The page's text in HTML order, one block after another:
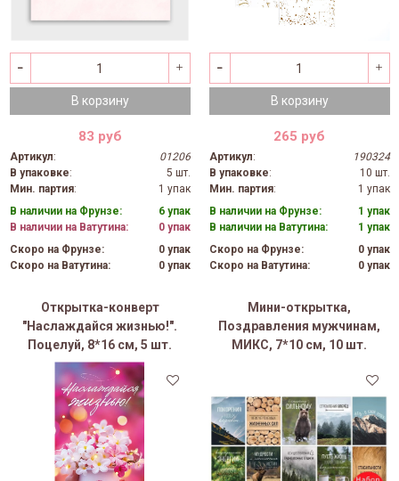
В корзину
83 руб
Артикул:
01206
В упаковке:
5 шт.
Мин. партия:
1 упак
В наличии на Фрунзе:
6 упак
В наличии на Ватутина:
0 упак
Скоро на Фрунзе:
0 упак
Скоро на Ватутина:
0 упак
В корзину
265 руб
Артикул:
190324
В упаковке:
10 шт.
Мин. партия:
1 упак
В наличии на Фрунзе:
1 упак
В наличии на Ватутина:
1 упак
Скоро на Фрунзе:
0 упак
Скоро на Ватутина:
0 упак
Открытка-конверт
"Наслаждайся жизнью!".
Поцелуй, 8*16 см, 5 шт.
Мини-открытка,
Поздравления мужчинам,
МИКС, 7*10 см, 10 шт.